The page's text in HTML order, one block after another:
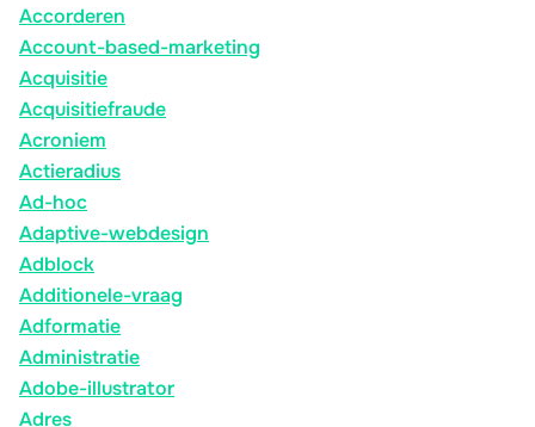
Accorderen
Account-based-marketing
Acquisitie
Acquisitiefraude
Acroniem
Actieradius
Ad-hoc
Adaptive-webdesign
Adblock
Additionele-vraag
Adformatie
Administratie
Adobe-illustrator
Adres